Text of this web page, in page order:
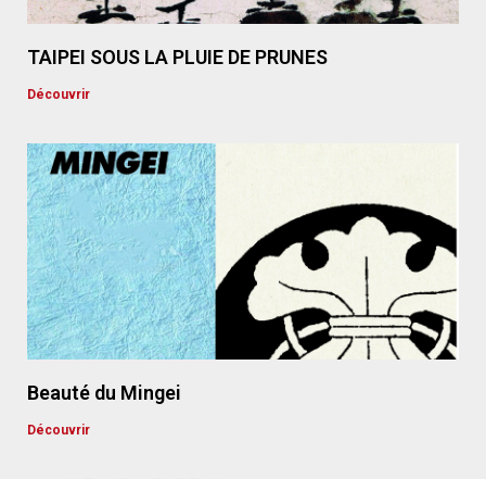
TAIPEI SOUS LA PLUIE DE PRUNES
Découvrir
Beauté du Mingei
Découvrir